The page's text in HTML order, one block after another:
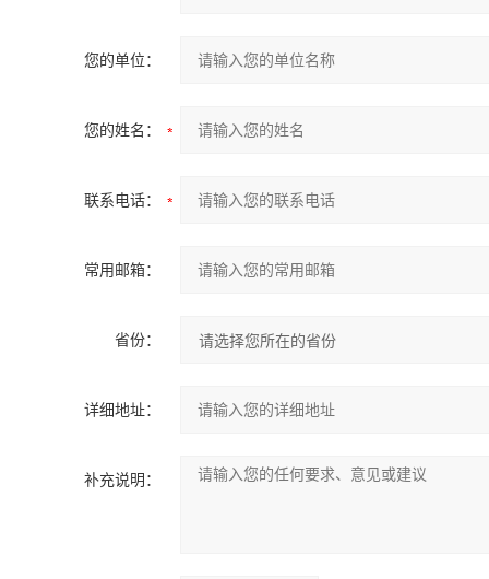
您的单位：
您的姓名：
联系电话：
常用邮箱：
省份：
详细地址：
补充说明：